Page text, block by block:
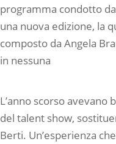
programma condotto
una nuova edizione, la
composto da Angela
in nessuna
L’anno scorso
del talent show,
Berti. Un’esperienza